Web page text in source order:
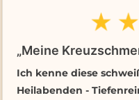
„Meine
Ich kenne diese
Heilabenden -